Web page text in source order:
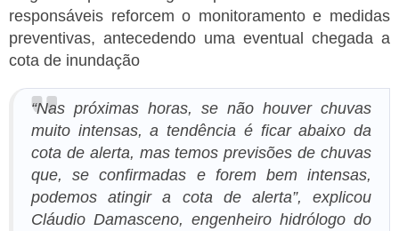
responsáveis reforcem o monitoramento e medidas
preventivas, antecedendo uma eventual chegada a
cota de inundação
“Nas próximas horas, se não houver chuvas
muito intensas, a tendência é ficar abaixo da
cota de alerta, mas temos previsões de chuvas
que, se confirmadas e forem bem intensas,
podemos atingir a cota de alerta”, explicou
Cláudio Damasceno, engenheiro hidrólogo do